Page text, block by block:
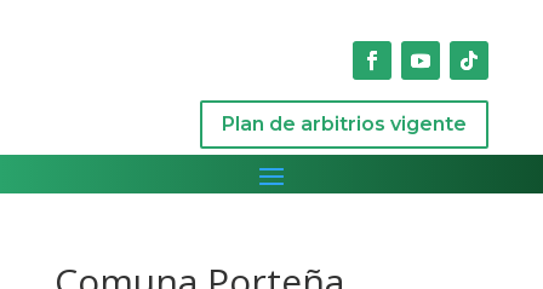
Plan de arbitrios vigente